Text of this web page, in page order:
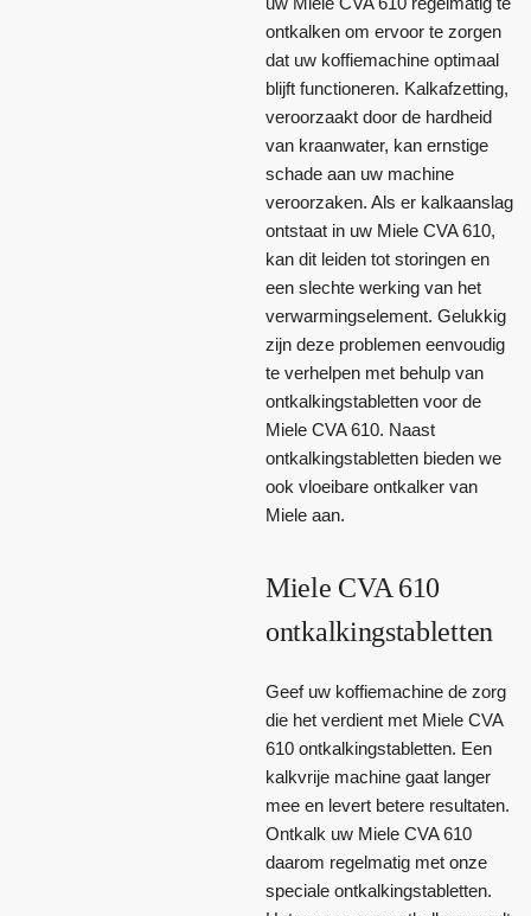
ontkalken om ervoor te zorgen
dat uw koffiemachine optimaal
blijft functioneren. Kalkafzetting,
veroorzaakt door de hardheid
van kraanwater, kan ernstige
schade aan uw machine
veroorzaken. Als er kalkaanslag
ontstaat in uw Miele CVA 610,
kan dit leiden tot storingen en
een slechte werking van het
verwarmingselement. Gelukkig
zijn deze problemen eenvoudig
te verhelpen met behulp van
ontkalkingstabletten voor de
Miele CVA 610. Naast
ontkalkingstabletten bieden we
ook vloeibare ontkalker van
Miele aan.
Miele CVA 610
ontkalkingstabletten
Geef uw koffiemachine de zorg
die het verdient met Miele CVA
610 ontkalkingstabletten. Een
kalkvrije machine gaat langer
mee en levert betere resultaten.
Ontkalk uw Miele CVA 610
daarom regelmatig met onze
speciale ontkalkingstabletten.